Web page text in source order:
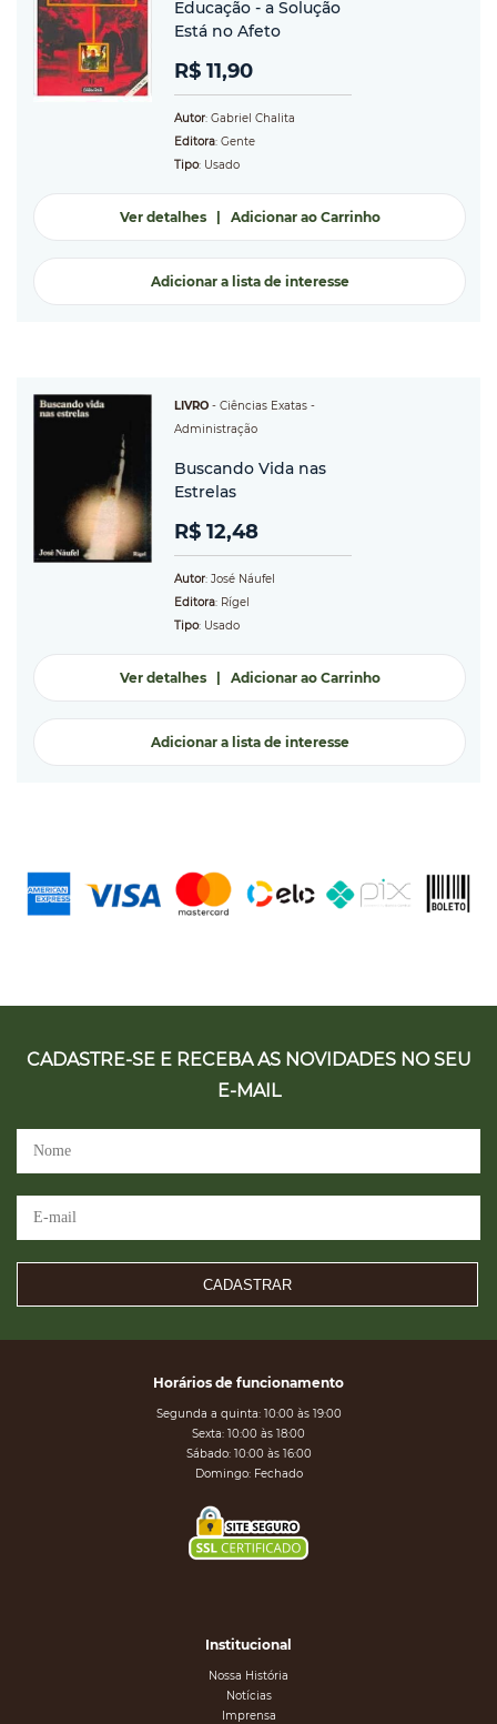
Educação - a Solução
Está no Afeto
R$ 11,90
Autor: Gabriel Chalita
Editora: Gente
Tipo: Usado
Ver detalhes| Adicionar ao Carrinho
Adicionar a lista de interesse
LIVRO - Ciências Exatas -
Administração
Buscando Vida nas
Estrelas
R$ 12,48
Autor: José Náufel
Editora: Rígel
Tipo: Usado
Ver detalhes| Adicionar ao Carrinho
Adicionar a lista de interesse
CADASTRE-SE E RECEBA AS NOVIDADES NO SEU
E-MAIL
CADASTRAR
Horários de funcionamento
Segunda a quinta: 10:00 às 19:00
Sexta: 10:00 às 18:00
Sábado: 10:00 às 16:00
Domingo: Fechado
Institucional
Nossa História
Notícias
Imprensa